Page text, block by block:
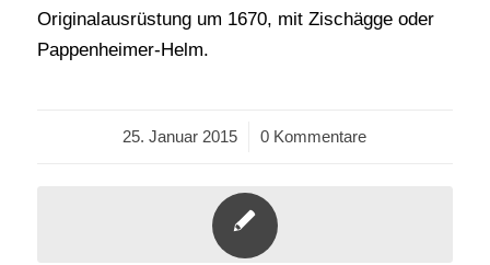
Originalausrüstung um 1670, mit Zischägge oder
Pappenheimer-Helm.
25. Januar 2015
/ 0 Kommentare